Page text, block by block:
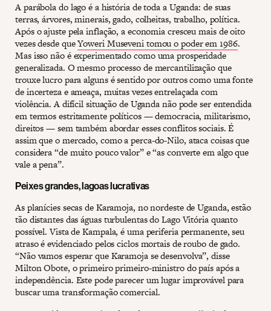
A parábola do lago é a história de toda a Uganda: de suas
terras, árvores, minerais, gado, colheitas, trabalho, política.
Após o ajuste pela inflação, a economia cresceu mais de oito
vezes desde queYoweri Museveni tomou o poder em 1986.
Mas isso não é experimentado como uma prosperidade
generalizada. O mesmo processo de mercantilização que
trouxe lucro para alguns é sentido por outros como uma fonte
de incerteza e ameaça, muitas vezes entrelaçada com
violência. A difícil situação de Uganda não pode ser entendida
em termos estritamente políticos — democracia, militarismo,
direitos — sem também abordar esses conflitos sociais. É
assim que o mercado, como a perca-do-Nilo, ataca coisas que
considera “de muito pouco valor” e “as converte em algo que
vale a pena”.
Peixes grandes, lagoas lucrativas
As planícies secas de Karamoja, no nordeste de Uganda, estão
tão distantes das águas turbulentas do Lago Vitória quanto
possível. Vista de Kampala, é uma periferia permanente, seu
atraso é evidenciado pelos ciclos mortais de roubo de gado.
“Não vamos esperar que Karamoja se desenvolva”, disse
Milton Obote, o primeiro primeiro-ministro do país após a
independência. Este pode parecer um lugar improvável para
buscar uma transformação comercial.